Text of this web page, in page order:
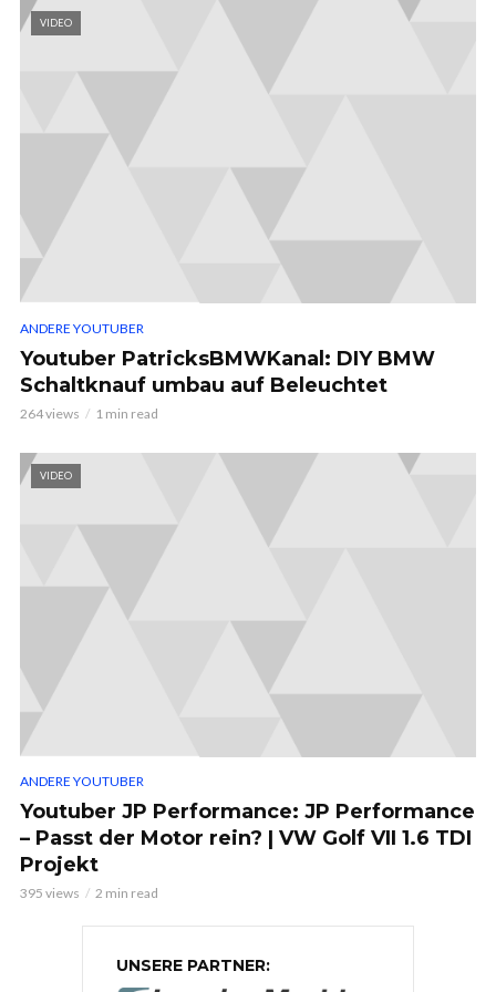
VIDEO
ANDERE YOUTUBER
Youtuber PatricksBMWKanal: DIY BMW
Schaltknauf umbau auf Beleuchtet
264 views 1 min read
VIDEO
ANDERE YOUTUBER
Youtuber JP Performance: JP Performance
– Passt der Motor rein? | VW Golf VII 1.6 TDI
Projekt
395 views 2 min read
UNSERE PARTNER: